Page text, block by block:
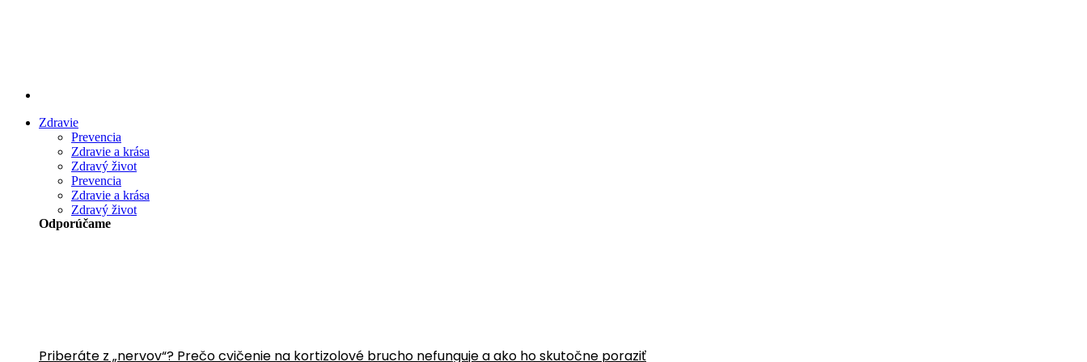
Zdravie
Prevencia
Zdravie a krása
Zdravý život
Prevencia
Zdravie a krása
Zdravý život
Odporúčame
Priberáte z „nervov“? Prečo cvičenie na kortizolové brucho nefunguje a ako ho skutočne poraziť